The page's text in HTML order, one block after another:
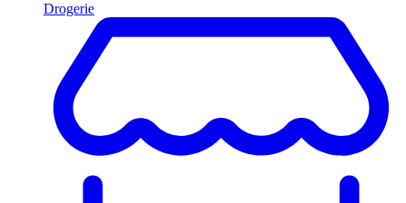
Drogerie